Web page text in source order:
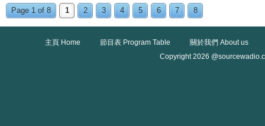
Page 1 of 8 1 2 3 4 5 6 7 8
主頁 Home 節目表 Program Table
關於我們 About us
Copyright 2026